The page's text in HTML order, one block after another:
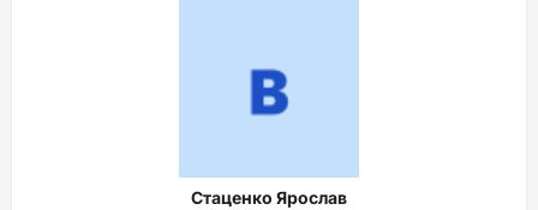
Стаценко Ярослав